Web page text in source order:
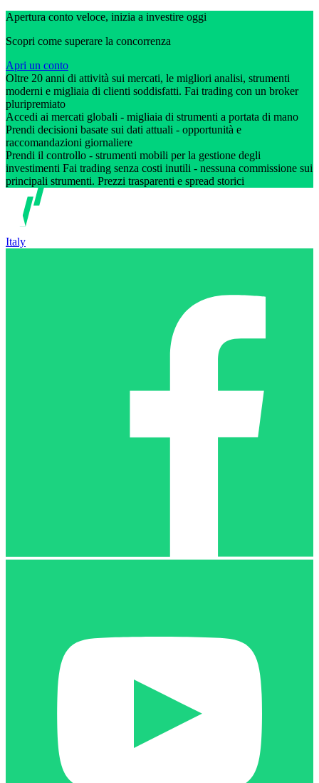
Apertura conto veloce, inizia a investire oggi
Scopri come superare la concorrenza
Apri un conto
Oltre 20 anni di attività sui mercati, le migliori analisi, strumenti
moderni e migliaia di clienti soddisfatti. Fai trading con un broker
pluripremiato
Accedi ai mercati globali - migliaia di strumenti a portata di mano
Prendi decisioni basate sui dati attuali - opportunità e
raccomandazioni giornaliere
Prendi il controllo - strumenti mobili per la gestione degli
investimenti Fai trading senza costi inutili - nessuna commissione sui
principali strumenti. Prezzi trasparenti e spread storici
Italy